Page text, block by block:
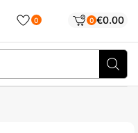
0 0 €0.00